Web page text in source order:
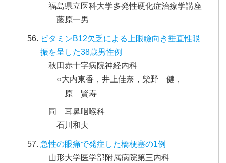
福島県立医科大学多発性硬化症治療学講座
藤原一男
ビタミンB12欠乏による上眼瞼向き垂直性眼
振を呈した38歳男性例
秋田赤十字病院神経内科
○大内東香，井上佳奈，柴野 健，
原 賢寿
同 耳鼻咽喉科
石川和夫
急性の眼痛で発症した橋梗塞の1例
山形大学医学部附属病院第三内科